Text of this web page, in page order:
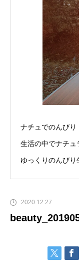
ナチュでのんびり
生活の中でナチュ
ゆっくりのんび
2020.12.27